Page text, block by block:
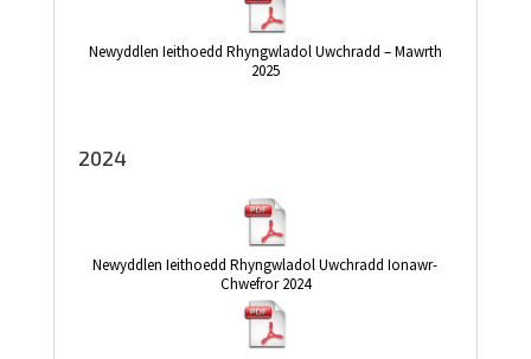
Newyddlen Ieithoedd Rhyngwladol Uwchradd – Mawrth
2025
2024
Newyddlen Ieithoedd Rhyngwladol Uwchradd Ionawr-
Chwefror 2024